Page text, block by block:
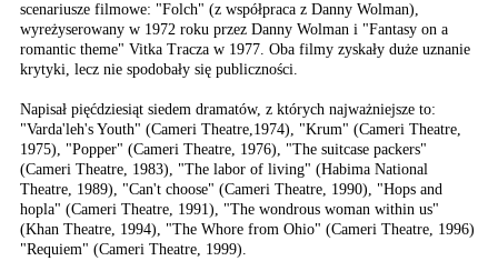
scenariusze filmowe: "Folch" (z współpraca z Danny Wolman),
wyreżyserowany w 1972 roku przez Danny Wolman i "Fantasy on a
romantic theme" Vitka Tracza w 1977. Oba filmy zyskały duże uznanie
krytyki, lecz nie spodobały się publiczności.
Napisał pięćdziesiąt siedem dramatów, z których najważniejsze to:
"Varda'leh's Youth" (Cameri Theatre,1974), "Krum" (Cameri Theatre,
1975), "Popper" (Cameri Theatre, 1976), "The suitcase packers"
(Cameri Theatre, 1983), "The labor of living" (Habima National
Theatre, 1989), "Can't choose" (Cameri Theatre, 1990), "Hops and
hopla" (Cameri Theatre, 1991), "The wondrous woman within us"
(Khan Theatre, 1994), "The Whore from Ohio" (Cameri Theatre, 1996)
"Requiem" (Cameri Theatre, 1999).